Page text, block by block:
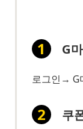
G
로그인→ G
쿠